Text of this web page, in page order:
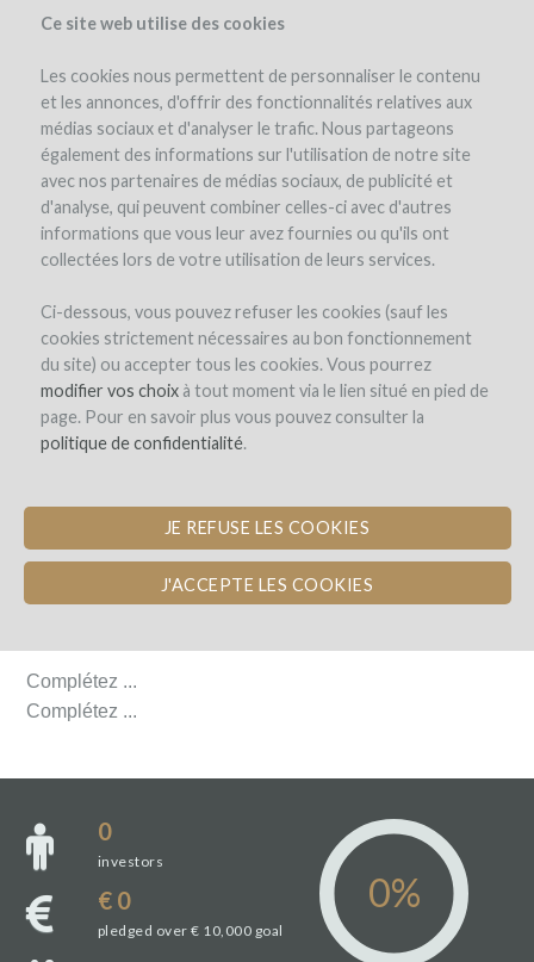
Ce site web utilise des cookies
Les cookies nous permettent de personnaliser le contenu
et les annonces, d'offrir des fonctionnalités relatives aux
médias sociaux et d'analyser le trafic. Nous partageons
également des informations sur l'utilisation de notre site
avec nos partenaires de médias sociaux, de publicité et
d'analyse, qui peuvent combiner celles-ci avec d'autres
informations que vous leur avez fournies ou qu'ils ont
collectées lors de votre utilisation de leurs services.
Ci-dessous, vous pouvez refuser les cookies (sauf les
cookies strictement nécessaires au bon fonctionnement
du site) ou accepter tous les cookies. Vous pourrez
modifier vos choixà tout moment via le lien situé en pied de
page. Pour en savoir plus vous pouvez consulter la
politique de confidentialité.
JE REFUSE LES COOKIES
J'ACCEPTE LES COOKIES
the project estate team project details expert opinion
pay-back in wine updates (0) investors (0) comments (0)
Journée vendanges au Domaine Alain
Chabanon
DÉTAILS DU PROJET
Complétez ...
Complétez ...
0
investors
€ 0
pledged over € 10,000 goal